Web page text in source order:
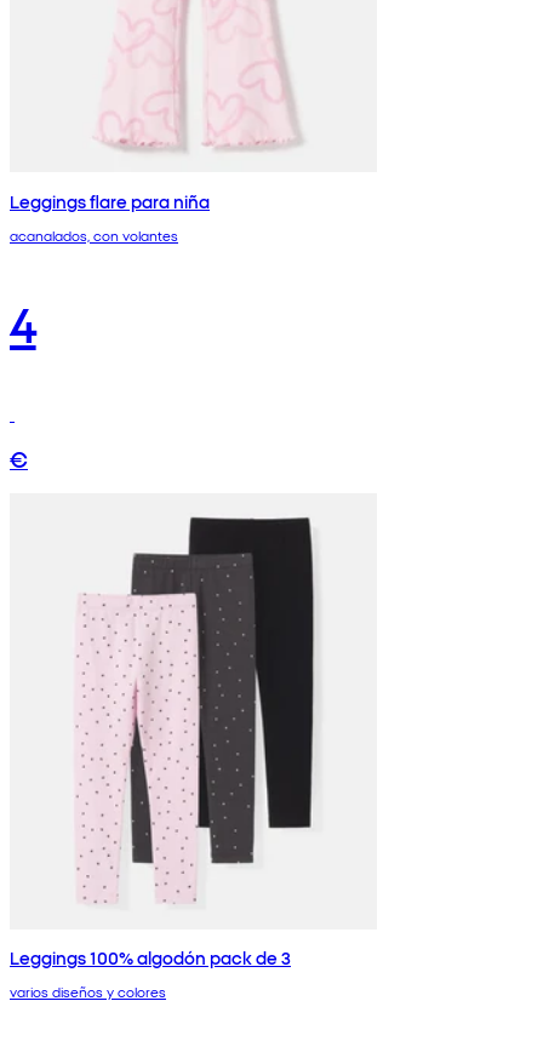
Leggings flare para niña
acanalados, con volantes
4
€
Leggings 100% algodón pack de 3
varios diseños y colores